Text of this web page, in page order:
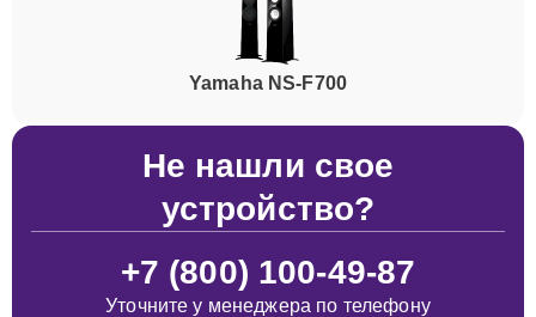
Yamaha NS-F700
Не нашли свое
устройство?
+7 (800) 100-49-87
Уточните у менеджера по телефону